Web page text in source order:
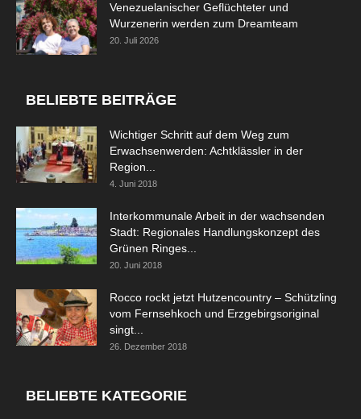
Venezuelanischer Geflüchteter und
Wurzenerin werden zum Dreamteam
20. Juli 2026
BELIEBTE BEITRÄGE
Wichtiger Schritt auf dem Weg zum
Erwachsenwerden: Achtklässler in der
Region...
4. Juni 2018
Interkommunale Arbeit in der wachsenden
Stadt: Regionales Handlungskonzept des
Grünen Ringes...
20. Juni 2018
Rocco rockt jetzt Hutzencountry – Schützling
vom Fernsehkoch und Erzgebirgsoriginal
singt...
26. Dezember 2018
BELIEBTE KATEGORIE